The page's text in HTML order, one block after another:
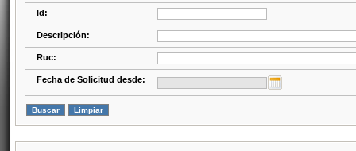
Id:
Descripción:
Ruc:
Fecha de Solicitud desde: